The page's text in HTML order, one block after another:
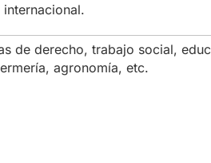
de derecho, trabajo social,
agronomía, etc.